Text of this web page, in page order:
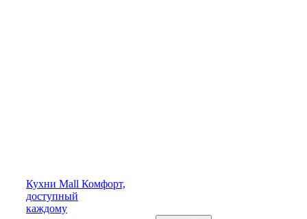
Кухни Mall Комфорт,
доступный
каждому